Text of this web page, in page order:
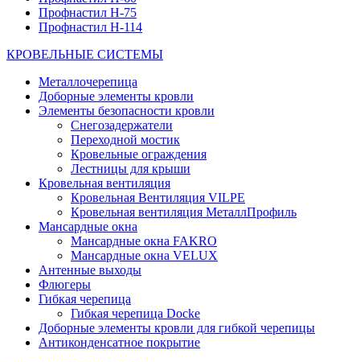
Профнастил Н-75
Профнастил Н-114
КРОВЕЛЬНЫЕ СИСТЕМЫ
Металлочерепица
Доборные элементы кровли
Элементы безопасности кровли
Снегозадержатели
Переходной мостик
Кровельные ограждения
Лестницы для крыши
Кровельная вентиляция
Кровельная Вентиляция VILPE
Кровельная вентиляция МеталлПрофиль
Мансардные окна
Мансардные окна FAKRO
Мансардные окна VELUX
Антенные выходы
Флюгеры
Гибкая черепица
Гибкая черепица Docke
Доборные элементы кровли для гибкой черепицы
Антиконденсатное покрытие